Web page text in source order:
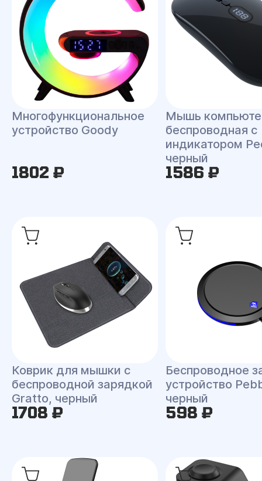
Многофункциональное
устройство Goody
1802 ₽
Мышь
беспроводная с
индикатором
черный
1586 ₽
Коврик для мышки с
беспроводной зарядкой
Gratto, черный
1708 ₽
Беспроводное
устройство
черный
598 ₽